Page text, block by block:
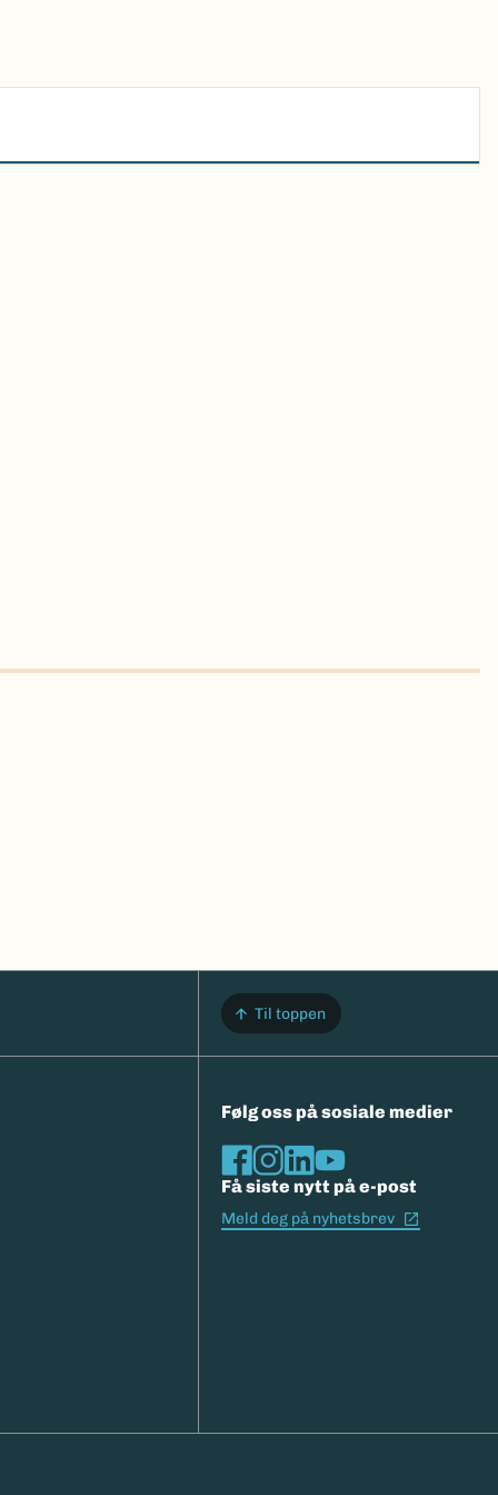
Til toppen
Følg oss på sosiale medier
Få siste nytt på e-post
Meld deg på nyhetsbrev